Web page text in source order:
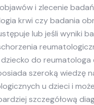
i zlecenie
krwi czy badania
lub jeśli wyniki
do reumatologa
szeroką wiedzę
u dzieci i może
szczegółową